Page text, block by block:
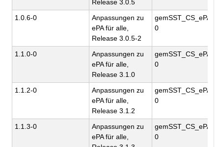
Release 3.0.5
1.0.6-0
Anpassungen zu
ePA für alle,
Release 3.0.5-2
0
1.1.0-0
Anpassungen zu
ePA für alle,
Release 3.1.0
0
1.1.2-0
Anpassungen zu
ePA für alle,
Release 3.1.2
0
1.1.3-0
Anpassungen zu
ePA für alle,
0